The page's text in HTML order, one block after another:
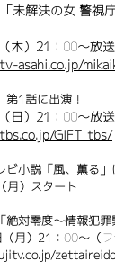
未解決の女 警視
木）21：00～放送
asahi.co.jp/
第1話に出演！
日）21：00～放送
GIFT_tbs/
ビ小説「風、薫る」
月）スタート
絶対零度～情報犯
月）21：00～（フ